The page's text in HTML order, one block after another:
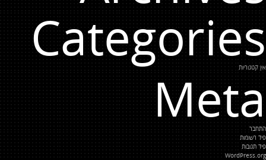
Categories
אין קטגוריות
Meta
התחבר
פיד רשומות
פיד תגובות
WordPress.org